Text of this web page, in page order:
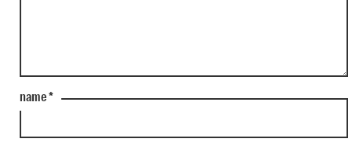
name*